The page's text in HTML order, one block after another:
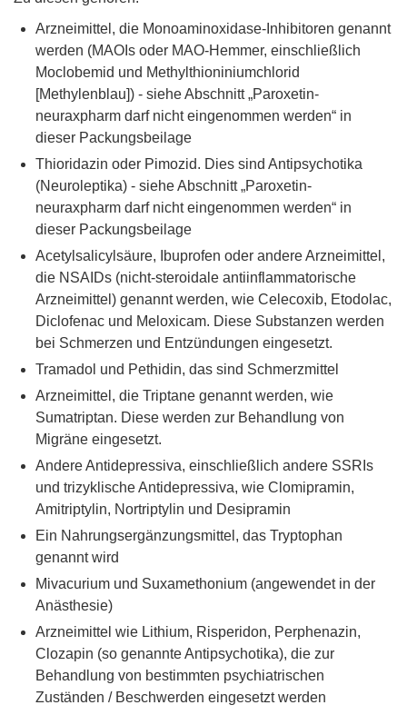
Arzneimittel, die Monoaminoxidase-Inhibitoren genannt
werden (MAOIs oder MAO-Hemmer, einschließlich
Moclobemid und Methylthioniniumchlorid
[Methylenblau]) - siehe Abschnitt „Paroxetin-
neuraxpharm darf nicht eingenommen werden“ in
dieser Packungsbeilage
Thioridazin oder Pimozid. Dies sind Antipsychotika
(Neuroleptika) - siehe Abschnitt „Paroxetin-
neuraxpharm darf nicht eingenommen werden“ in
dieser Packungsbeilage
Acetylsalicylsäure, Ibuprofen oder andere Arzneimittel,
die NSAIDs (nicht-steroidale antiinflammatorische
Arzneimittel) genannt werden, wie Celecoxib, Etodolac,
Diclofenac und Meloxicam. Diese Substanzen werden
bei Schmerzen und Entzündungen eingesetzt.
Tramadol und Pethidin, das sind Schmerzmittel
Arzneimittel, die Triptane genannt werden, wie
Sumatriptan. Diese werden zur Behandlung von
Migräne eingesetzt.
Andere Antidepressiva, einschließlich andere SSRIs
und trizyklische Antidepressiva, wie Clomipramin,
Amitriptylin, Nortriptylin und Desipramin
Ein Nahrungsergänzungsmittel, das Tryptophan
genannt wird
Mivacurium und Suxamethonium (angewendet in der
Anästhesie)
Arzneimittel wie Lithium, Risperidon, Perphenazin,
Clozapin (so genannte Antipsychotika), die zur
Behandlung von bestimmten psychiatrischen
Zuständen / Beschwerden eingesetzt werden